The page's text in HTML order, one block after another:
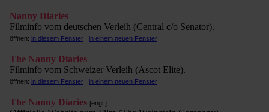
Nanny Diaries
Filminfo vom deutschen Verleih (Central c/o Senator).
öffnen: in diesem Fenster | in einem neuen Fenster
The Nanny Diaries
Filminfo vom Schweizer Verleih (Ascot Elite).
öffnen: in diesem Fenster | in einem neuen Fenster
The Nanny Diaries [engl.]